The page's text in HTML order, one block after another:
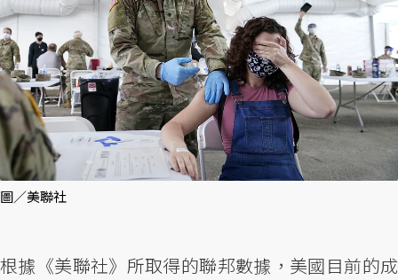
圖／美聯社
根據《美聯社》所取得的聯邦數據，美國目前的成